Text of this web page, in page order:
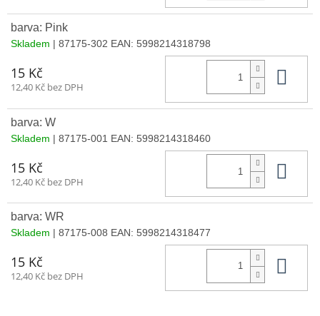
barva: Pink
Skladem | 87175-302 EAN: 5998214318798
15 Kč
12,40 Kč bez DPH
barva: W
Skladem | 87175-001 EAN: 5998214318460
15 Kč
12,40 Kč bez DPH
barva: WR
Skladem | 87175-008 EAN: 5998214318477
15 Kč
12,40 Kč bez DPH